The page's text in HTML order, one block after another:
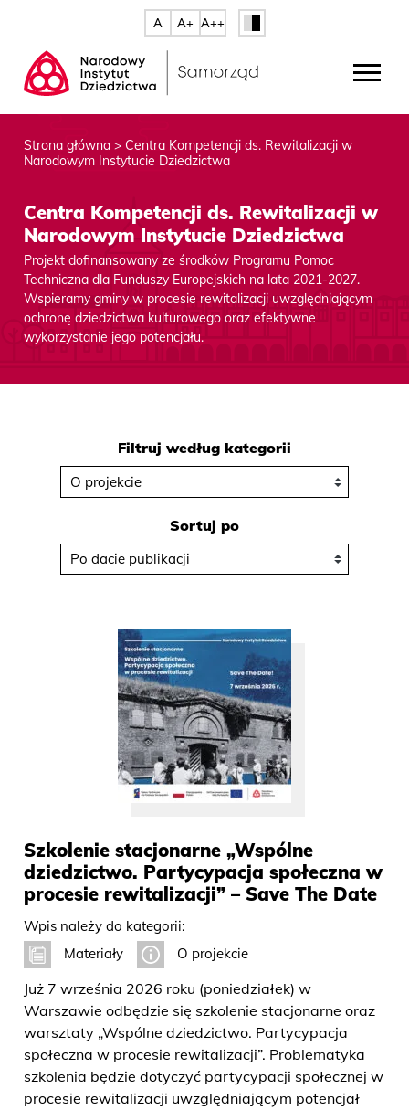
A A+ A++
Strona główna >Centra Kompetencji ds. Rewitalizacji w
Narodowym Instytucie Dziedzictwa
Centra Kompetencji ds. Rewitalizacji w
Narodowym Instytucie Dziedzictwa
Projekt dofinansowany ze środków Programu Pomoc
Techniczna dla Funduszy Europejskich na lata 2021-2027.
Wspieramy gminy w procesie rewitalizacji uwzględniającym
ochronę dziedzictwa kulturowego oraz efektywne
wykorzystanie jego potencjału.
Filtruj według kategorii
Sortuj po
Szkolenie stacjonarne „Wspólne
dziedzictwo. Partycypacja społeczna w
procesie rewitalizacji” – Save The Date
Wpis należy do kategorii:
Materiały
O projekcie
Już 7 września 2026 roku (poniedziałek) w
Warszawie odbędzie się szkolenie stacjonarne oraz
warsztaty „Wspólne dziedzictwo. Partycypacja
społeczna w procesie rewitalizacji”. Problematyka
szkolenia będzie dotyczyć partycypacji społecznej w
procesie rewitalizacji uwzględniającym potencjał